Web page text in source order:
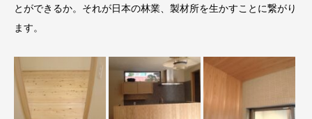
とができるか。それが日本の林業、製材所を生かすことに繋がり
ます。